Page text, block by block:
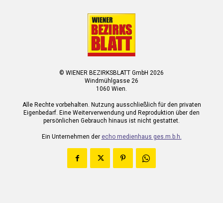
© WIENER BEZIRKSBLATT GmbH 2026
Windmühlgasse 26
1060 Wien.
Alle Rechte vorbehalten. Nutzung ausschließlich für den privaten
Eigenbedarf. Eine Weiterverwendung und Reproduktion über den
persönlichen Gebrauch hinaus ist nicht gestattet.
Ein Unternehmen der echo medienhaus ges.m.b.h.